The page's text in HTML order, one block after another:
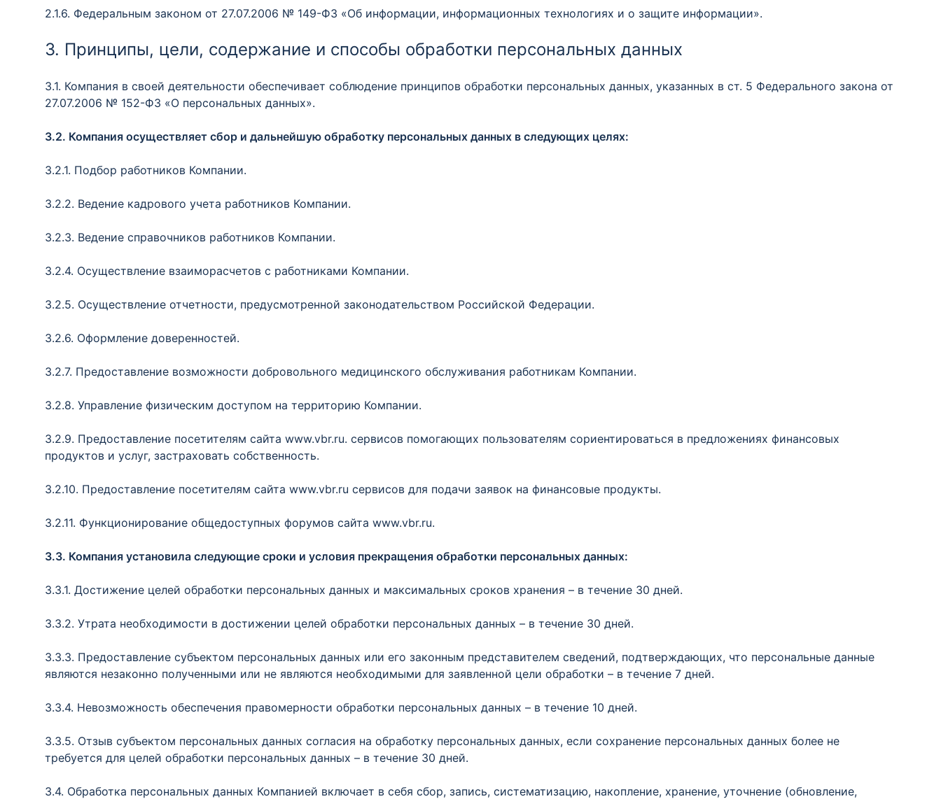
2.1.6. Федеральным законом от 27.07.2006 № 149-ФЗ «Об информации, информационных технологиях и о защите информации».
3. Принципы, цели, содержание и способы обработки персональных данных
3.1. Компания в своей деятельности обеспечивает соблюдение принципов обработки персональных данных, указанных в ст. 5 Федерального закона от
27.07.2006 № 152-ФЗ «О персональных данных».
3.2. Компания осуществляет сбор и дальнейшую обработку персональных данных в следующих целях:
3.2.1. Подбор работников Компании.
3.2.2. Ведение кадрового учета работников Компании.
3.2.3. Ведение справочников работников Компании.
3.2.4. Осуществление взаиморасчетов с работниками Компании.
3.2.5. Осуществление отчетности, предусмотренной законодательством Российской Федерации.
3.2.6. Оформление доверенностей.
3.2.7. Предоставление возможности добровольного медицинского обслуживания работникам Компании.
3.2.8. Управление физическим доступом на территорию Компании.
3.2.9. Предоставление посетителям сайта www.vbr.ru. сервисов помогающих пользователям сориентироваться в предложениях финансовых
продуктов и услуг, застраховать собственность.
3.2.10. Предоставление посетителям сайта www.vbr.ru сервисов для подачи заявок на финансовые продукты.
3.2.11. Функционирование общедоступных форумов сайта www.vbr.ru.
3.3. Компания установила следующие сроки и условия прекращения обработки персональных данных:
3.3.1. Достижение целей обработки персональных данных и максимальных сроков хранения – в течение 30 дней.
3.3.2. Утрата необходимости в достижении целей обработки персональных данных – в течение 30 дней.
3.3.3. Предоставление субъектом персональных данных или его законным представителем сведений, подтверждающих, что персональные данные
являются незаконно полученными или не являются необходимыми для заявленной цели обработки – в течение 7 дней.
3.3.4. Невозможность обеспечения правомерности обработки персональных данных – в течение 10 дней.
3.3.5. Отзыв субъектом персональных данных согласия на обработку персональных данных, если сохранение персональных данных более не
требуется для целей обработки персональных данных – в течение 30 дней.
3.4. Обработка персональных данных Компанией включает в себя сбор, запись, систематизацию, накопление, хранение, уточнение (обновление,